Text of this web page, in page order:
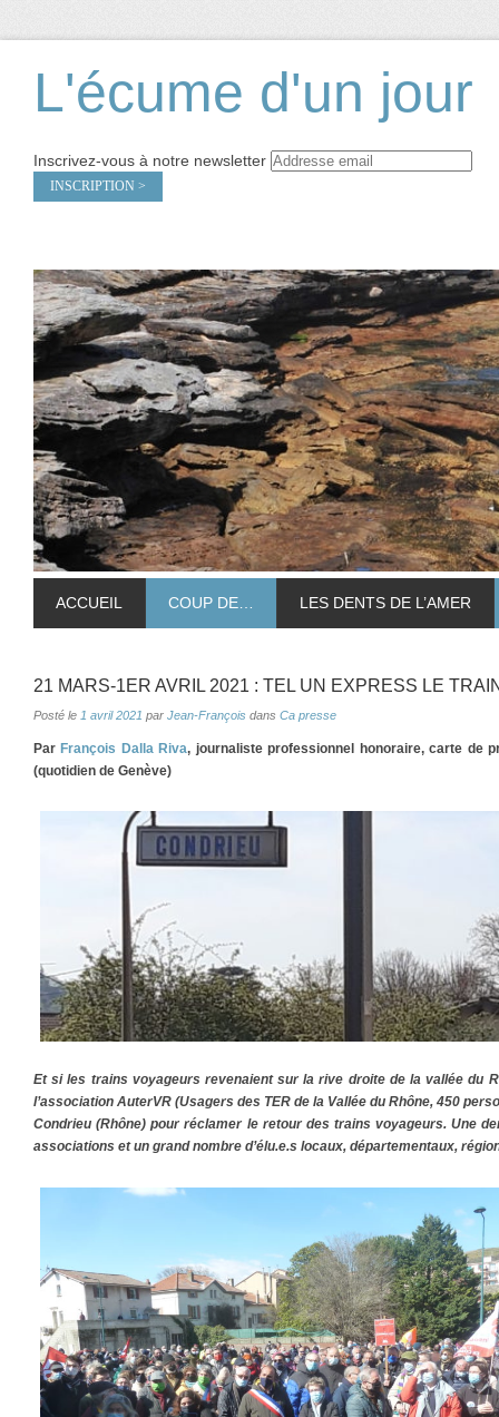
L'écume d'un jour
Inscrivez-vous à notre newsletter
ACCUEIL COUP DE… LES DENTS DE L’AMER
21 MARS-1ER AVRIL 2021 : TEL UN EXPRESS LE
Posté le 1 avril 2021 par Jean-François dans Ca presse
Par François Dalla Riva, journaliste professionnel honoraire, carte de
(quotidien de Genève)
Et si les trains voyageurs revenaient sur la rive droite de la vallée du
l’association AuterVR (Usagers des TER de la Vallée du Rhône, 450
Condrieu (Rhône) pour réclamer le retour des trains voyageurs. Une
associations et un grand nombre d’élu.e.s locaux, départementaux,